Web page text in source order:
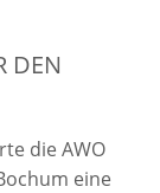
DEN
die AWO
eine